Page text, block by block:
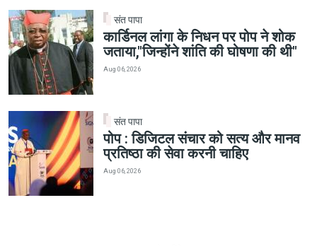
संत पापा
कार्डिनल लांगा के निधन पर पोप ने शोक
जताया,"जिन्होंने शांति की घोषणा की थी"
Aug 06, 2026
संत पापा
पोप : डिजिटल संचार को सत्य और मानव
प्रतिष्ठा की सेवा करनी चाहिए
Aug 06, 2026